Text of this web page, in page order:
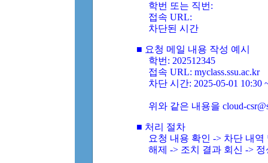
학번 또는 직번:
접속 URL:
차단된 시간
■ 요청 메일 내용 작성 예시
학번: 202512345
접속 URL: myclass.ssu.ac.kr
차단 시간: 2025-05-01 10:30
위와 같은 내용을 cloud-
■ 처리 절차
요청 내용 확인 -> 차단 내
해제 -> 조치 결과 회신 ->